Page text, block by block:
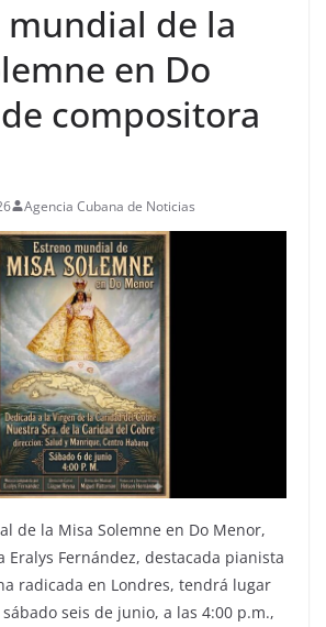
mundial de la
en Do
compositora
Agencia Cubana de Noticias
de la Misa Solemne en Do Menor,
Eralys Fernández, destacada pianista
radicada en Londres, tendrá lugar
seis de junio, a las 4:00 p.m.,